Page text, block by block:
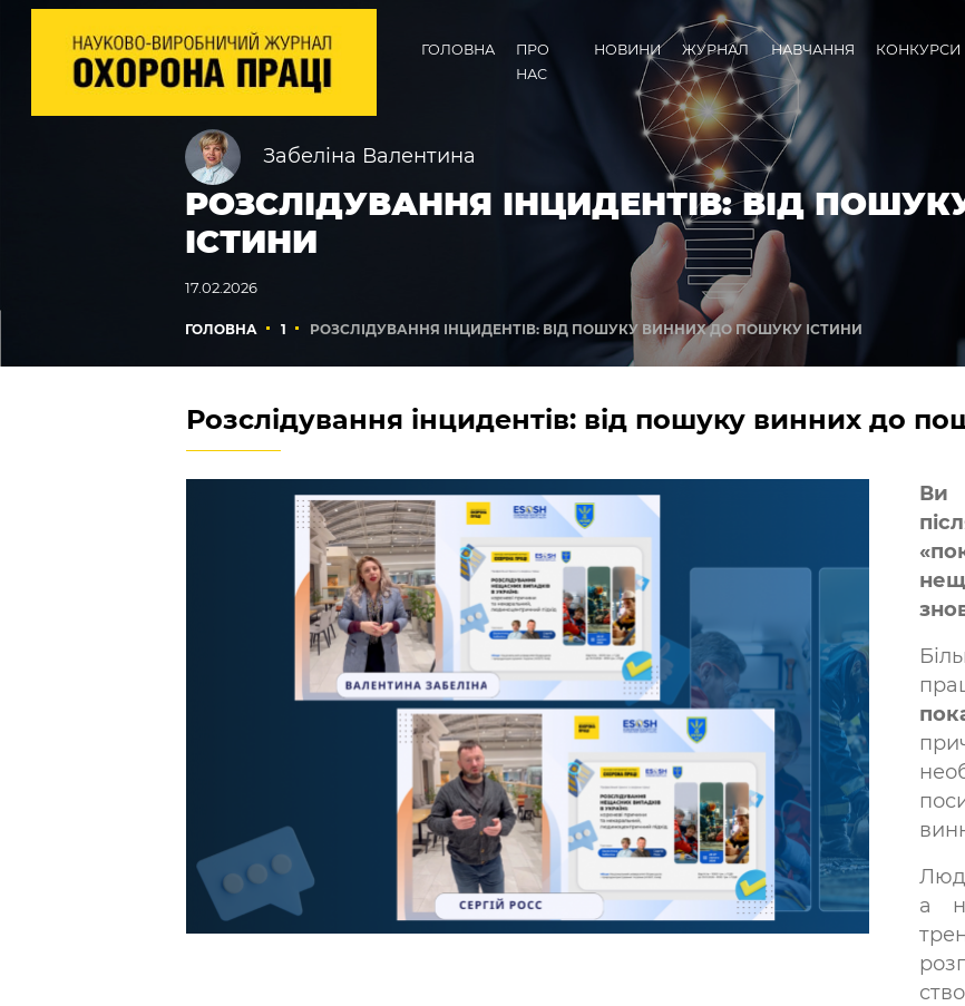
ГОЛОВНА
ПРО
НАС
НОВИНИ ЖУРНАЛ НАВЧАННЯ КОНКУРСИ
Забеліна Валентина
РОЗСЛІДУВАННЯ ІНЦИДЕНТІВ: ВІД
ІСТИНИ
17.02.2026
ГОЛОВНА 1 РОЗСЛІДУВАННЯ ІНЦИДЕНТІВ: ВІД ПОШУКУ ВИННИХ ДО ПОШУКУ ІСТИНИ
Розслідування інцидентів: від пошуку винних до
Ви
а